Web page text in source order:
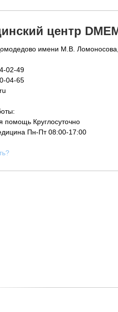
центр
имени М.В.
02-49
04-65
помощь Круглосуточно
Пн-Пт 08:00-17:00